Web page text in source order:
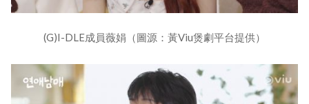
(G)I-DLE成員薇娟（圖源：黃Viu煲劇平台提供）